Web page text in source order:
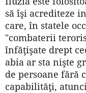
să îşi acrediteze
care, în statele
"combaterii
înfăţişate drept
abia ar sta nişte
de persoane fără
capabilităţi,